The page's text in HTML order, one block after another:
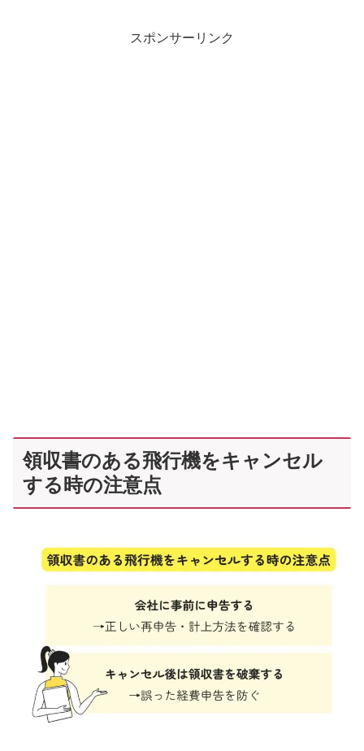
スポンサーリンク
領収書のある飛行機をキャンセル
する時の注意点